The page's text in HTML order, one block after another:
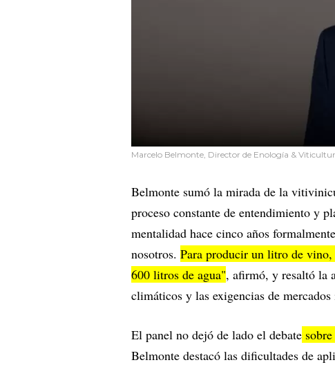
Marcelo Belmonte, Director de Enología &
Belmonte sumó la mirada de la
proceso constante de entendimiento y
mentalidad hace cinco años
nosotros. Para producir un litro de vino,
600 litros de agua", afirmó, y resaltó la
climáticos y las exigencias de mercados
El panel no dejó de lado el debate
Belmonte destacó las dificultades de